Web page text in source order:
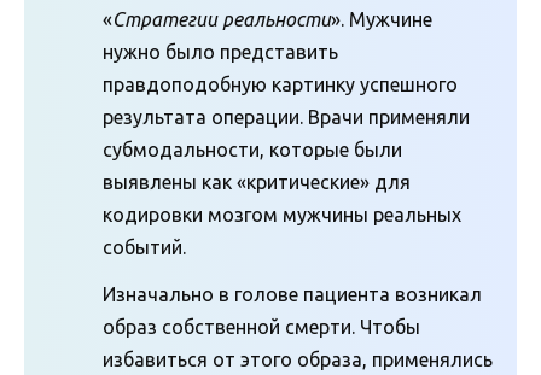
«Стратегии реальности». Мужчине
нужно было представить
правдоподобную картинку успешного
результата операции. Врачи применяли
субмодальности, которые были
выявлены как «критические» для
кодировки мозгом мужчины реальных
событий.
Изначально в голове пациента возникал
образ собственной смерти. Чтобы
избавиться от этого образа, применялись